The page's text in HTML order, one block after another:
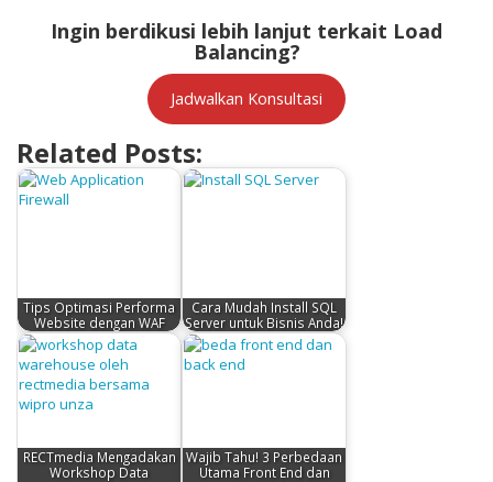
Ingin berdikusi lebih lanjut terkait Load
Balancing?
Jadwalkan Konsultasi
Related Posts:
Tips Optimasi Performa
Website dengan WAF
Cara Mudah Install SQL
Server untuk Bisnis Anda!
RECTmedia Mengadakan
Workshop Data
Wajib Tahu! 3 Perbedaan
Utama Front End dan